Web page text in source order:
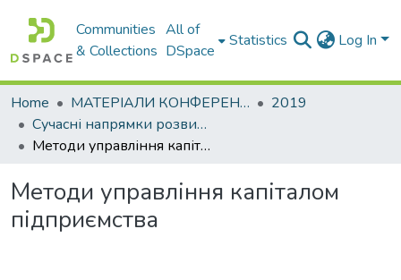
Communities
& Collections
All of
DSpace
Statistics Log In
Home МАТЕРІАЛИ КОНФЕРЕНЦІЙ
2019
Сучасні напрямки розвитку економіки і менеджменту на підприємствах України
Методи управління капіталом підприємства
Методи управління капіталом
підприємства